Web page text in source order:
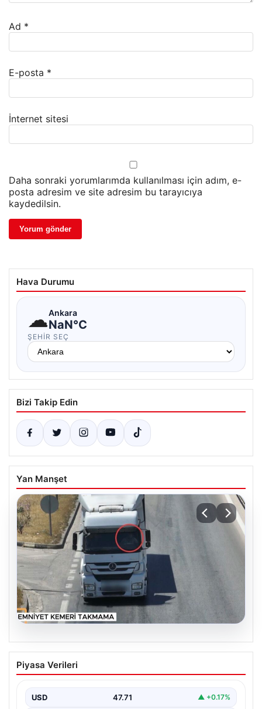
Ad *
E-posta *
İnternet sitesi
Daha sonraki yorumlarımda kullanılması için adım, e-
posta adresim ve site adresim bu tarayıcıya
kaydedilsin.
Hava Durumu
☁Ankara
NaN°C
ŞEHIR SEÇ
Bizi Takip Edin
Yan Manşet
Otoyolda dron destekli denetim: Bin
123 araca ceza
Piyasa Verileri
USD 47.71 ▲ +0.17%